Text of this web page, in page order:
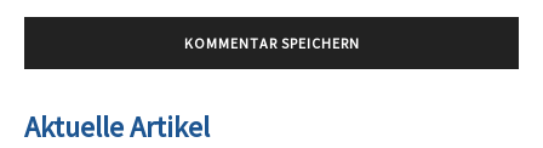
Aktuelle Artikel